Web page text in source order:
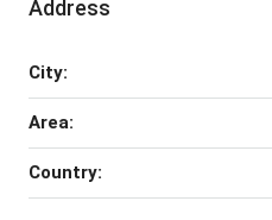
Address
City:
Area:
Country: